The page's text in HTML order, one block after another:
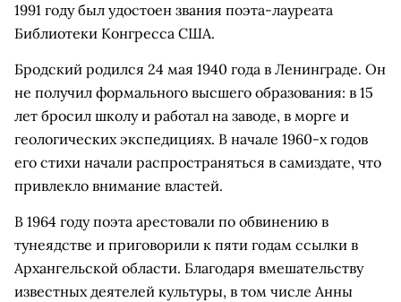
1991 году был удостоен звания поэта-лауреата
Библиотеки Конгресса США.
Бродский родился 24 мая 1940 года в Ленинграде. Он
не получил формального высшего образования: в 15
лет бросил школу и работал на заводе, в морге и
геологических экспедициях. В начале 1960-х годов
его стихи начали распространяться в самиздате, что
привлекло внимание властей.
В 1964 году поэта арестовали по обвинению в
тунеядстве и приговорили к пяти годам ссылки в
Архангельской области. Благодаря вмешательству
известных деятелей культуры, в том числе Анны